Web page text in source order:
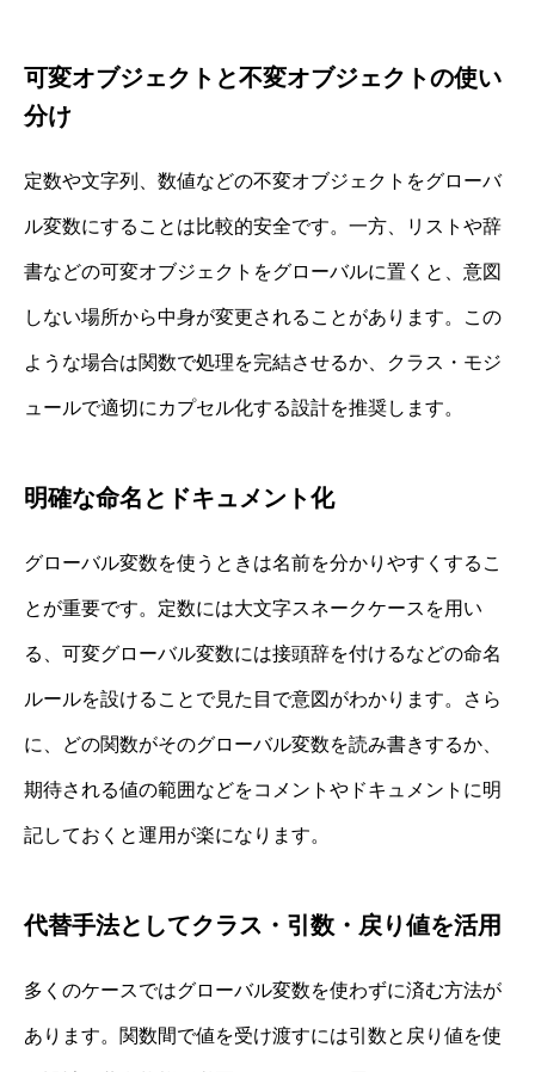
可変オブジェクトと不変オブジェクトの使い
分け
定数や文字列、数値などの不変オブジェクトをグローバ
ル変数にすることは比較的安全です。一方、リストや辞
書などの可変オブジェクトをグローバルに置くと、意図
しない場所から中身が変更されることがあります。この
ような場合は関数で処理を完結させるか、クラス・モジ
ュールで適切にカプセル化する設計を推奨します。
明確な命名とドキュメント化
グローバル変数を使うときは名前を分かりやすくするこ
とが重要です。定数には大文字スネークケースを用い
る、可変グローバル変数には接頭辞を付けるなどの命名
ルールを設けることで見た目で意図がわかります。さら
に、どの関数がそのグローバル変数を読み書きするか、
期待される値の範囲などをコメントやドキュメントに明
記しておくと運用が楽になります。
代替手法としてクラス・引数・戻り値を活用
多くのケースではグローバル変数を使わずに済む方法が
あります。関数間で値を受け渡すには引数と戻り値を使